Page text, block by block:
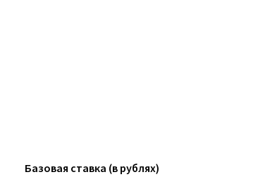
Базовая ставка (в рублях)